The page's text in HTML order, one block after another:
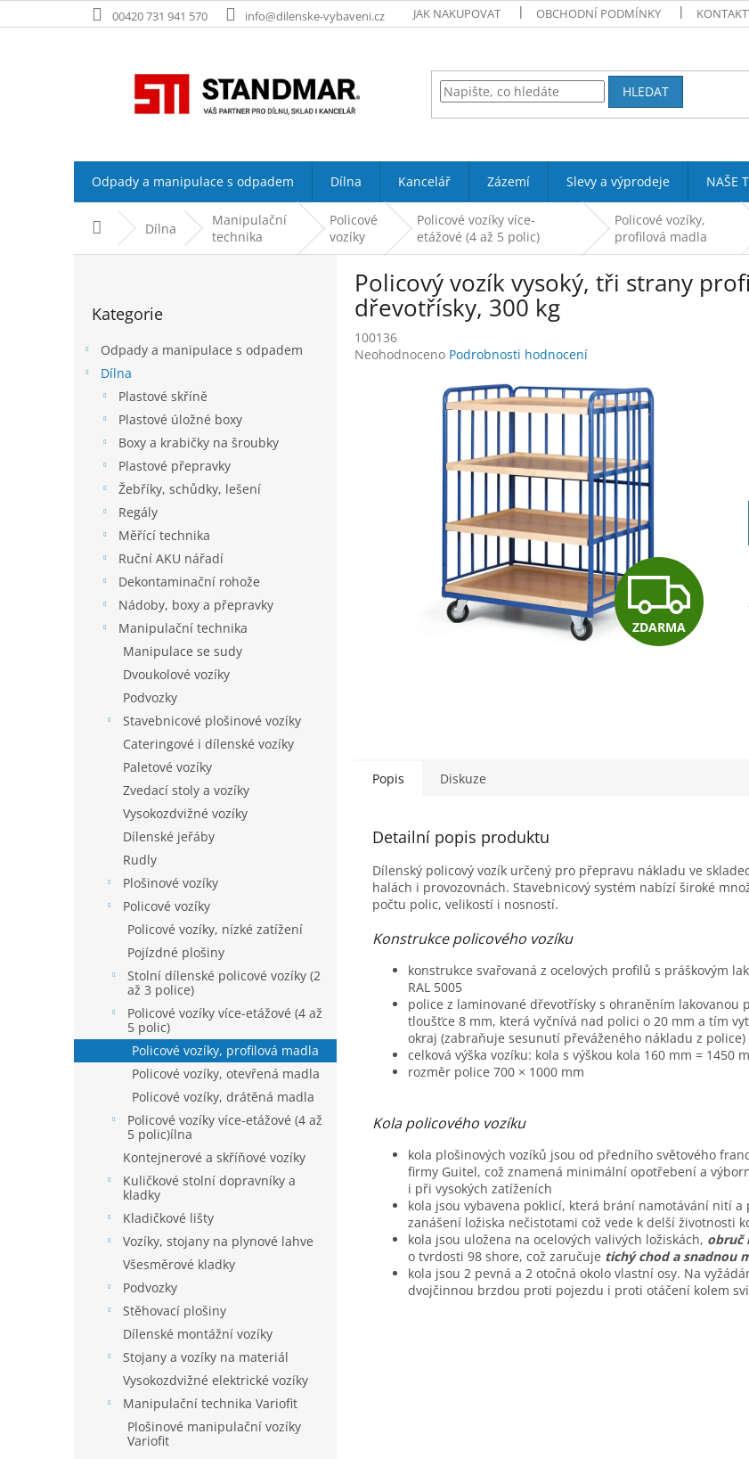
na
00420 731 941 570 info@dilenske-vybaveni.cz JAK NAKUPOVAT OBCHODNÍ PODMÍNKY
HLEDAT
Odpady a manipulace s odpadem Dílna Kancelář Zázemí Slevy a výprodeje NAŠE
Domů Dílna
Manipulační
technika
Policové
vozíky
Policové vozíky více-
etážové (4 až 5 polic)
Policové vozíky,
profilová madla
kategorie
Kategorie
Odpady a manipulace s odpadem
Dílna
Plastové skříně
Plastové úložné boxy
Boxy a krabičky na šroubky
Plastové přepravky
Žebříky, schůdky, lešení
Regály
Měřící technika
Ruční AKU nářadí
Dekontaminační rohože
Nádoby, boxy a přepravky
Manipulační technika
Manipulace se sudy
Dvoukolové vozíky
Podvozky
Stavebnicové plošinové vozíky
Cateringové i dílenské vozíky
Paletové vozíky
Zvedací stoly a vozíky
Vysokozdvižné vozíky
Dílenské jeřáby
Rudly
Plošinové vozíky
Policové vozíky
Policové vozíky, nízké zatížení
Pojízdné plošiny
Stolní dílenské policové vozíky (2
až 3 police)
Policové vozíky více-etážové (4 až
5 polic)
Policové vozíky, profilová madla
Policové vozíky, otevřená madla
Policové vozíky, drátěná madla
Policové vozíky více-etážové (4 až
5 polic)ílna
Kontejnerové a skříňové vozíky
Kuličkové stolní dopravníky a
kladky
Kladičkové lišty
Vozíky, stojany na plynové lahve
Všesměrové kladky
Podvozky
Stěhovací plošiny
Dílenské montážní vozíky
Stojany a vozíky na materiál
Vysokozdvižné elektrické vozíky
Manipulační technika Variofit
Plošinové manipulační vozíky
Variofit
Policový vozík vysoký, tři strany
dřevotřísky, 300 kg
100136
Průměrné
Neohodnoceno Podrobnosti hodnocení
Z
D
A
ZDARMA
Popis Diskuze
Detailní popis produktu
Dílenský policový vozík určený pro přepravu nákladu ve
halách i provozovnách. Stavebnicový systém nabízí široké
počtu polic, velikostí i nosností.
Konstrukce policového vozíku
konstrukce svařovaná z ocelových profilů s práškovým
RAL 5005
police z laminované dřevotřísky s ohraněním lakovanou
tloušťce 8 mm, která vyčnívá nad polici o 20 mm a tím
okraj (zabraňuje sesunutí převáženého nákladu z police)
celková výška vozíku: kola s výškou kola 160 mm = 1450
rozměr police 700 × 1000 mm
Kola policového vozíku
kola plošinových vozíků jsou od předního světového
firmy Guitel, což znamená minimální opotřebení a
i při vysokých zatíženích
kola jsou vybavena poklicí, která brání namotávání nití a
zanášení ložiska nečistotami což vede k delší životnosti
kola jsou uložena na ocelových valivých ložiskách, obruč
o tvrdosti 98 shore, což zaručuje tichý chod a snadnou
kola jsou 2 pevná a 2 otočná okolo vlastní osy. Na
dvojčinnou brzdou proti pojezdu i proti otáčení kolem